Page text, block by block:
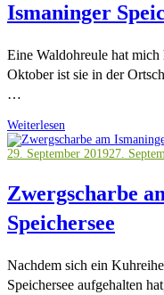
Ismaninger
Eine Waldohreule hat
Oktober ist sie in der
…
Weiterlesen
29. September 201927.
Zwergscharbe
Speichersee
Nachdem sich ein
Speichersee aufgehalten